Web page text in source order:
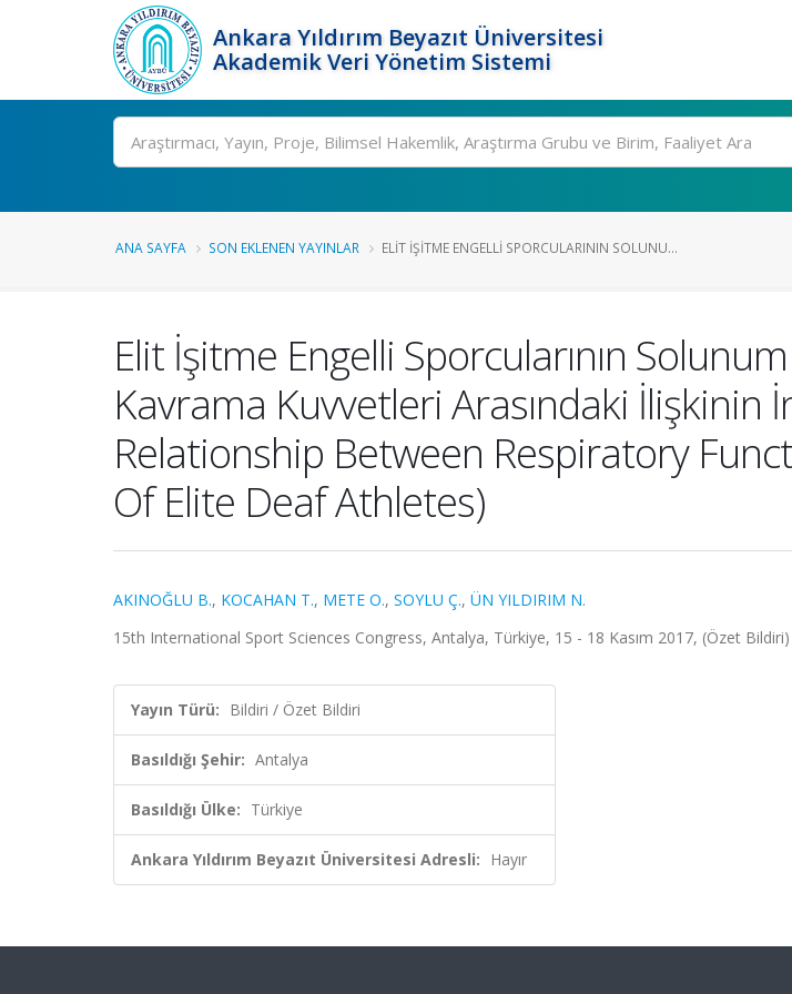
Ankara Yıldırım Beyazıt Üniversitesi
Akademik Veri Yönetim Sistemi
Ara
ANA SAYFA SON EKLENEN YAYINLAR ELIT İŞITME ENGELLI SPORCULARININ SOLUNU...
Elit İşitme Engelli Sporcularının
Kavrama Kuvvetleri Arasındaki
Relationship Between Respiratory
Of Elite Deaf Athletes)
AKINOĞLU B., KOCAHAN T., METE O., SOYLU Ç., ÜN YILDIRIM N.
15th International Sport Sciences Congress, Antalya, Türkiye, 15 - 18 Kasım 2017, (Özet Bildiri)
Yayın Türü: Bildiri / Özet Bildiri
Basıldığı Şehir: Antalya
Basıldığı Ülke: Türkiye
Ankara Yıldırım Beyazıt Üniversitesi Adresli: Hayır